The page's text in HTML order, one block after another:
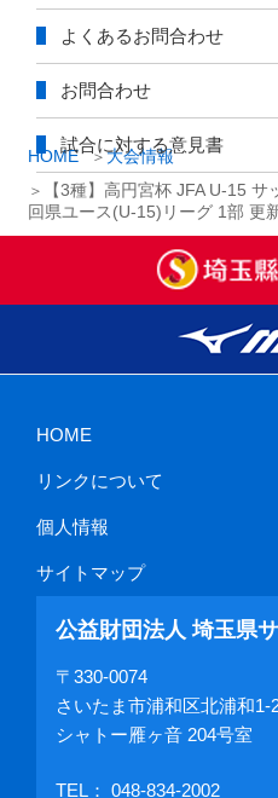
HOME
大会情報
【3種】高円宮杯 JFA U-15
回県ユース(U-15)リーグ 1部 更
よくあるお問合わせ
お問合わせ
試合に対する意見書
HOME
リンクについて
個人情報
サイトマップ
公益財団法人 埼玉県
〒330-0074
さいたま市浦和区北浦和1-
シャトー雁ヶ音 204号室
TEL： 048-834-2002